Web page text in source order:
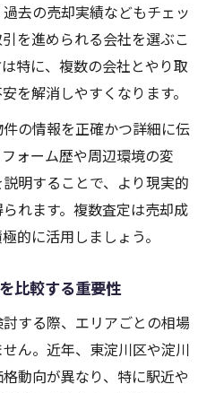
去の売却実績などもチェッ
を進められる会社を選ぶこ
特に、複数の会社とやり取
を解消しやすくなります。
の情報を正確かつ詳細に伝
ォーム歴や周辺環境の変
明することで、より現実的
れます。複数査定は売却成
的に活用しましょう。
比較する重要性
する際、エリアごとの相場
ん。近年、東淀川区や淀川
動向が異なり、特に駅近や